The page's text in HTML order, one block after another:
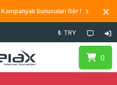
Kampanyalı Sunucuları Gör !
₺ TRY
0